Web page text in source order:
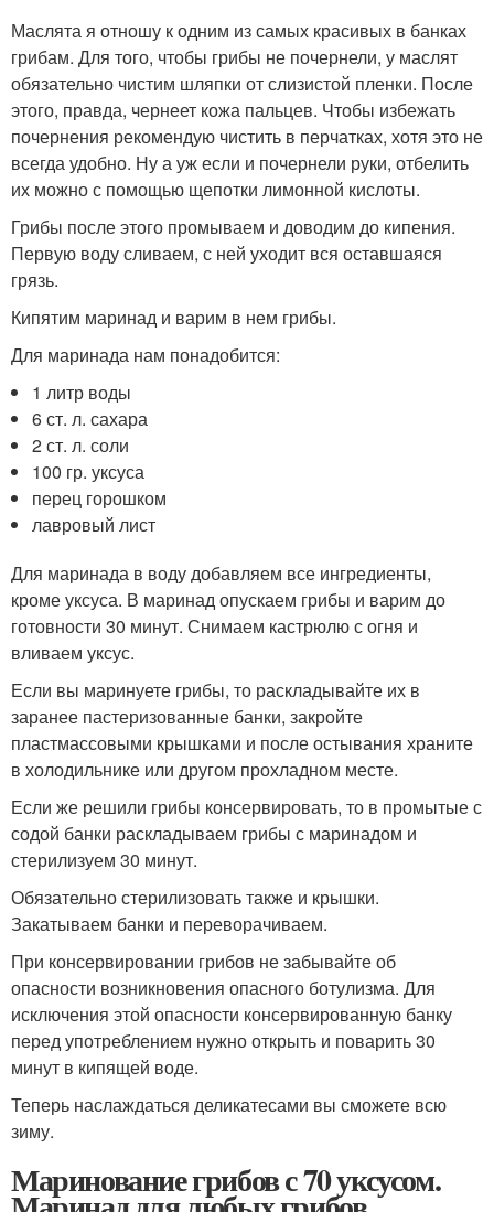
Маслята я отношу к одним из самых красивых в банках
грибам. Для того, чтобы грибы не почернели, у маслят
обязательно чистим шляпки от слизистой пленки. После
этого, правда, чернеет кожа пальцев. Чтобы избежать
почернения рекомендую чистить в перчатках, хотя это не
всегда удобно. Ну а уж если и почернели руки, отбелить
их можно с помощью щепотки лимонной кислоты.
Грибы после этого промываем и доводим до кипения.
Первую воду сливаем, с ней уходит вся оставшаяся
грязь.
Кипятим маринад и варим в нем грибы.
Для маринада нам понадобится:
1 литр воды
6 ст. л. сахара
2 ст. л. соли
100 гр. уксуса
перец горошком
лавровый лист
Для маринада в воду добавляем все ингредиенты,
кроме уксуса. В маринад опускаем грибы и варим до
готовности 30 минут. Снимаем кастрюлю с огня и
вливаем уксус.
Если вы маринуете грибы, то раскладывайте их в
заранее пастеризованные банки, закройте
пластмассовыми крышками и после остывания храните
в холодильнике или другом прохладном месте.
Если же решили грибы консервировать, то в промытые с
содой банки раскладываем грибы с маринадом и
стерилизуем 30 минут.
Обязательно стерилизовать также и крышки.
Закатываем банки и переворачиваем.
При консервировании грибов не забывайте об
опасности возникновения опасного ботулизма. Для
исключения этой опасности консервированную банку
перед употреблением нужно открыть и поварить 30
минут в кипящей воде.
Теперь наслаждаться деликатесами вы сможете всю
зиму.
Маринование грибов с 70 уксусом.